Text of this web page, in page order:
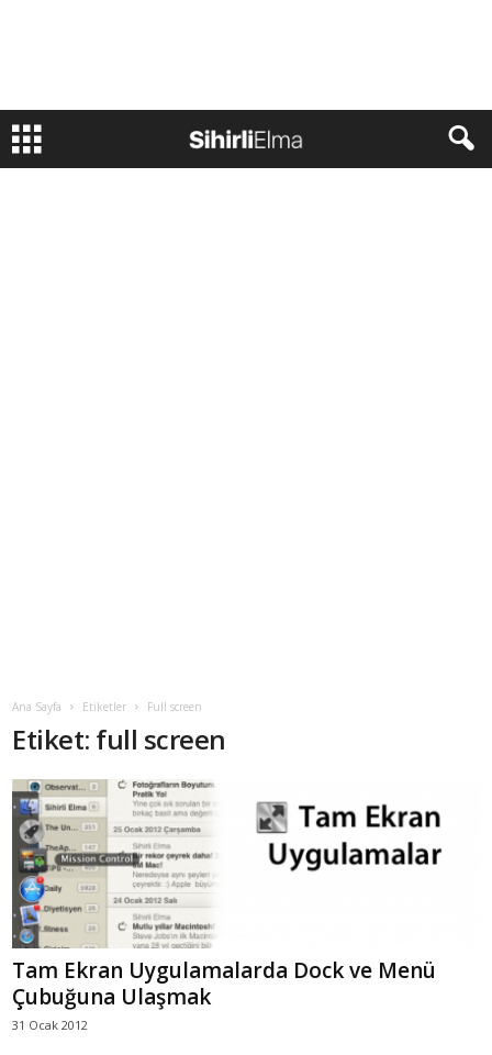
Ana Sayfa Etiketler Full screen
Etiket: full screen
Tam Ekran Uygulamalarda Dock ve Menü
Çubuğuna Ulaşmak
31 Ocak 2012